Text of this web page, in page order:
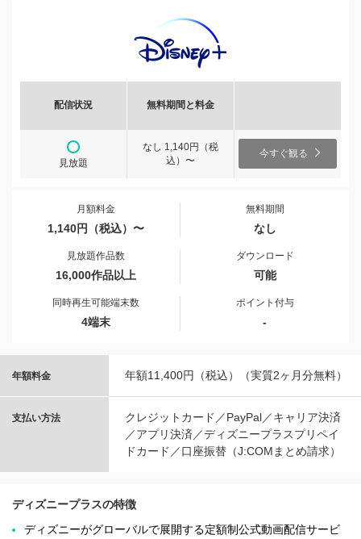
配信状況 無料期間と料金
見放題
なし 1,140円（税
込）〜
今すぐ観る
月額料金
1,140円（税込）〜
無料期間
なし
見放題作品数
16,000作品以上
ダウンロード
可能
同時再生可能端末数
4端末
ポイント付与
-
年額料金 年額11,400円（税込）（実質2ヶ月分無料）
支払い方法
クレジットカード／PayPal／キャリア決済
／アプリ決済／ディズニープラスプリペイ
ドカード／口座振替（J:COMまとめ請求）
ディズニープラスの特徴
ディズニーがグローバルで展開する定額制公式動画配信サービ